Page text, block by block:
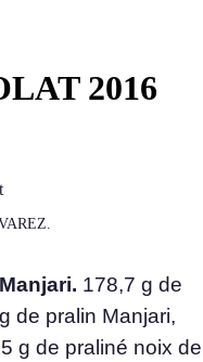
2016
178,7 g de
de pralin Manjari,
g de praliné noix de